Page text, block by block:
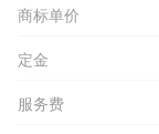
商标单价
定金
服务费